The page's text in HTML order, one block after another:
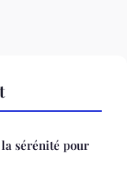
sérénité pour